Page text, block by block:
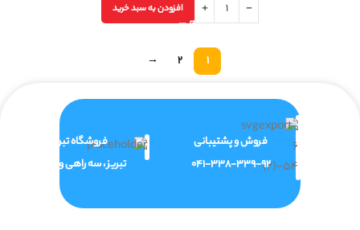
افزودن به سبد خرید
1
2
→
فروش و پشتیبانی
041-338-339-92
فروشگاه تبریز
تبریز ، سه راهی ولیعصر